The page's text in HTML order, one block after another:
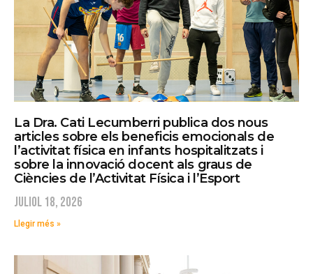
La Dra. Cati Lecumberri publica dos nous
articles sobre els beneficis emocionals de
l’activitat física en infants hospitalitzats i
sobre la innovació docent als graus de
Ciències de l’Activitat Física i l’Esport
juliol 18, 2026
Llegir més »